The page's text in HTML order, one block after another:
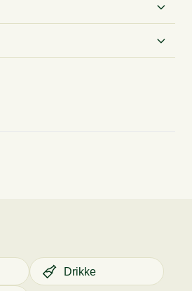
Drikke